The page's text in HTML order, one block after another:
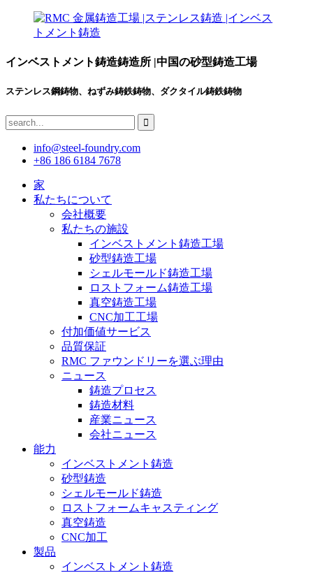
インベストメント鋳造鋳造所 |中国の砂型鋳造工場
ステンレス鋼鋳物、ねずみ鋳鉄鋳物、ダクタイル鋳鉄鋳物
info@steel-foundry.com
+86 186 6184 7678
家
私たちについて
会社概要
私たちの施設
インベストメント鋳造工場
砂型鋳造工場
シェルモールド鋳造工場
ロストフォーム鋳造工場
真空鋳造工場
CNC加工工場
付加価値サービス
品質保証
RMC ファウンドリーを選ぶ理由
ニュース
鋳造プロセス
鋳造材料
産業ニュース
会社ニュース
能力
インベストメント鋳造
砂型鋳造
シェルモールド鋳造
ロストフォームキャスティング
真空鋳造
CNC加工
製品
インベストメント鋳造